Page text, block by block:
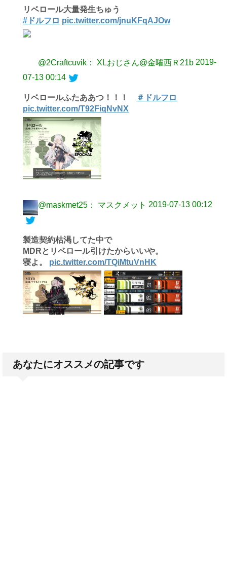
リベロール大量発生ちゅう
#ドルフロ pic.twitter.com/jnuKFqAJOw
@2Craftcuvik： XLおじさん@金曜西Ｒ21b 2019-
07-13 00:14
リベロールふたああつ！！！
＃ドルフロ
pic.twitter.com/T92FiqNvNX
@maskmet25： マスクメット 2019-07-13 00:12
製造契約枯渇してた中で
MDRとリベロール引けたからいいや。
寝よ。 pic.twitter.com/TQiMtuVnHK
あなたにオススメの記事です